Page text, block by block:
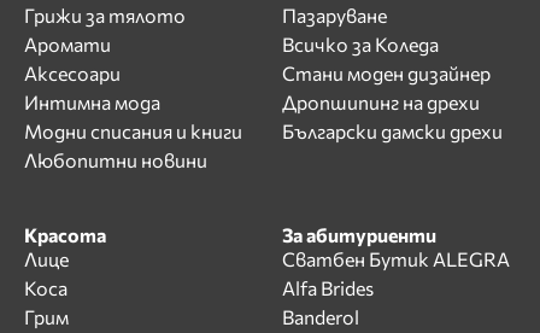
Грижи за тялото
Аромати
Аксесоари
Интимна мода
Модни списания и книги
Любопитни новини
Пазаруване
Всичко за Коледа
Стани моден дизайнер
Дропшипинг на дрехи
Български дамски дрехи
Красота
Лице
Коса
Грим
За абитуриенти
Сватбен Бутик ALEGRA
Alfa Brides
Banderol